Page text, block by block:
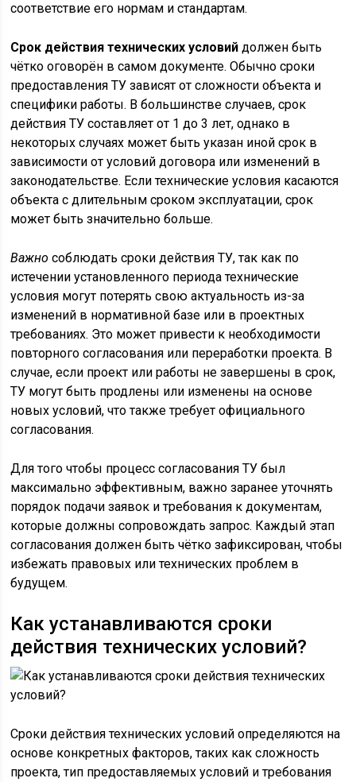
соответствие его нормам и стандартам.
Срок действия технических условий должен быть
чётко оговорён в самом документе. Обычно сроки
предоставления ТУ зависят от сложности объекта и
специфики работы. В большинстве случаев, срок
действия ТУ составляет от 1 до 3 лет, однако в
некоторых случаях может быть указан иной срок в
зависимости от условий договора или изменений в
законодательстве. Если технические условия касаются
объекта с длительным сроком эксплуатации, срок
может быть значительно больше.
Важно соблюдать сроки действия ТУ, так как по
истечении установленного периода технические
условия могут потерять свою актуальность из-за
изменений в нормативной базе или в проектных
требованиях. Это может привести к необходимости
повторного согласования или переработки проекта. В
случае, если проект или работы не завершены в срок,
ТУ могут быть продлены или изменены на основе
новых условий, что также требует официального
согласования.
Для того чтобы процесс согласования ТУ был
максимально эффективным, важно заранее уточнять
порядок подачи заявок и требования к документам,
которые должны сопровождать запрос. Каждый этап
согласования должен быть чётко зафиксирован, чтобы
избежать правовых или технических проблем в
будущем.
Как устанавливаются сроки
действия технических условий?
Сроки действия технических условий определяются на
основе конкретных факторов, таких как сложность
проекта, тип предоставляемых условий и требования